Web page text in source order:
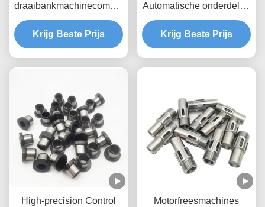
draaibankmachinecomponenten
Fabrikanten
Krijg Beste Prijs
Automatische onderdelen
Cnc Draaiprojecten
Krijg Beste Prijs
High-precision Control
Motorfreesmachines